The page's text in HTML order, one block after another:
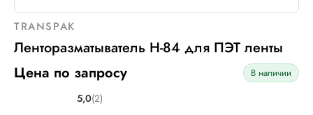
TRANSPAK
Ленторазматыватель H-84 для ПЭТ ленты
Цена по запросу
В наличии
5,0(2)